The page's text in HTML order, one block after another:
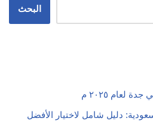
البحث
دليل شامل لاختيار الأفضل